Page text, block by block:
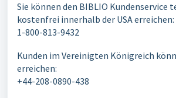
Sie können den BIBLIO Kundenservice
kostenfrei innerhalb der USA erreichen:
1-800-813-9432
Kunden im Vereinigten Königreich
erreichen:
+44-208-0890-438